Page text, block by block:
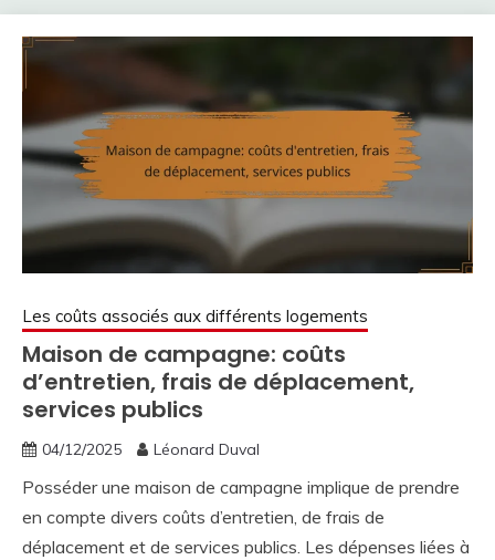
Les coûts associés aux différents logements
Maison de campagne: coûts
d’entretien, frais de déplacement,
services publics
04/12/2025 Léonard Duval
Posséder une maison de campagne implique de prendre
en compte divers coûts d’entretien, de frais de
déplacement et de services publics. Les dépenses liées à